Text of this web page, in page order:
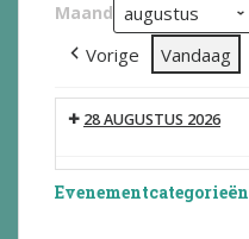
Maand
Vorige Vandaag
28 AUGUSTUS 2026
Evenementcategorieën